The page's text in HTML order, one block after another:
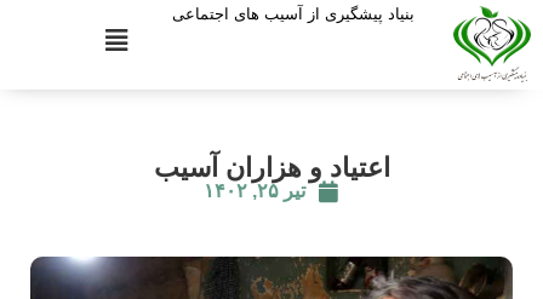
بنیاد پیشگیری از آسیب های اجتماعی
اعتیاد و هزاران آسیب
تیر ۲۵, ۱۴۰۲